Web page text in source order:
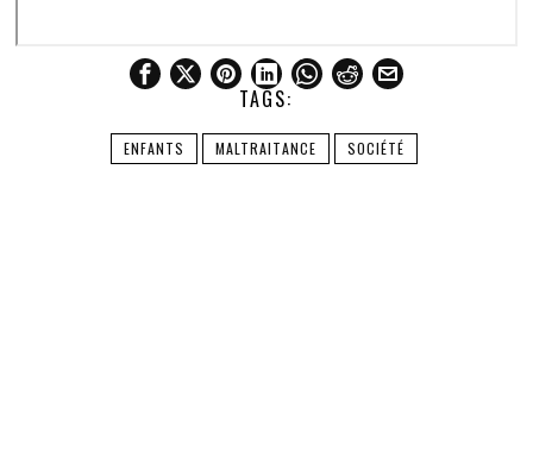
TAGS:
ENFANTS MALTRAITANCE SOCIÉTÉ